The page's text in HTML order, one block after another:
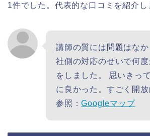
1件でした。代表的な口コミを紹介し
講師の質には問題はな
社側の対応のせいで何
をしました。 思いきっ
に良かった。すごく開
参照：Googleマップ